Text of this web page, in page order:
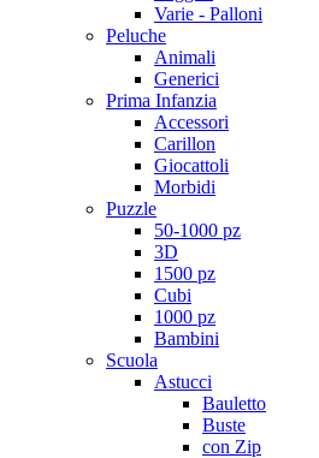
Varie - Palloni
Peluche
Animali
Generici
Prima Infanzia
Accessori
Carillon
Giocattoli
Morbidi
Puzzle
50-1000 pz
3D
1500 pz
Cubi
1000 pz
Bambini
Scuola
Astucci
Bauletto
Buste
con Zip